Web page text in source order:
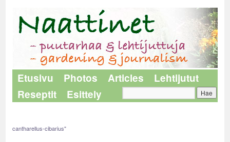
Etusivu Photos Articles
Lehtijutut
Reseptit
Esittely
cantharellus-cibarius"